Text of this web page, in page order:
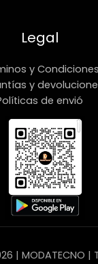
Legal
y Condiciones
y
de envió
| MODATECNO |